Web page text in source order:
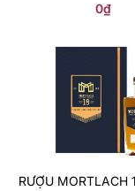
0₫
RƯỢU MORTLACH